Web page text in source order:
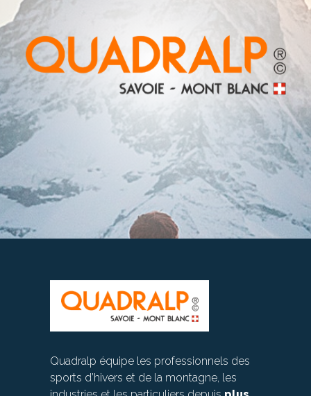
Quadralp équipe les professionnels des
sports d’hivers et de la montagne, les